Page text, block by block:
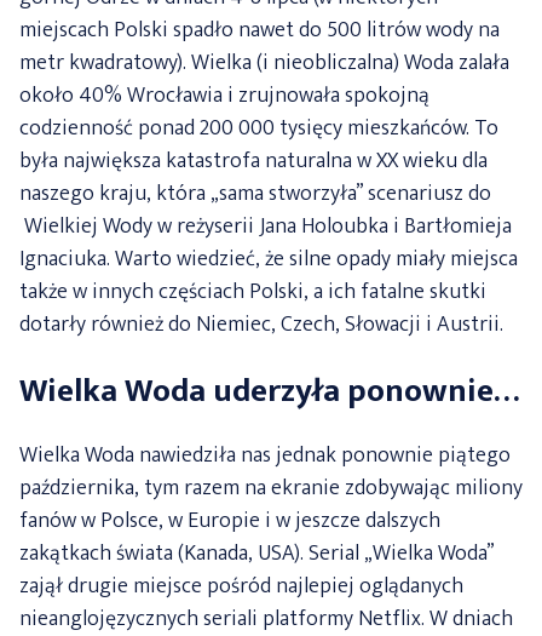
miejscach Polski spadło nawet do 500 litrów wody na
metr kwadratowy). Wielka (i nieobliczalna) Woda zalała
około 40% Wrocławia i zrujnowała spokojną
codzienność ponad 200 000 tysięcy mieszkańców. To
była największa katastrofa naturalna w XX wieku dla
naszego kraju, która „sama stworzyła” scenariusz do
Wielkiej Wody w reżyserii Jana Holoubka i Bartłomieja
Ignaciuka. Warto wiedzieć, że silne opady miały miejsca
także w innych częściach Polski, a ich fatalne skutki
dotarły również do Niemiec, Czech, Słowacji i Austrii.
Wielka Woda uderzyła ponownie…
Wielka Woda nawiedziła nas jednak ponownie piątego
października, tym razem na ekranie zdobywając miliony
fanów w Polsce, w Europie i w jeszcze dalszych
zakątkach świata (Kanada, USA). Serial „Wielka Woda”
zajął drugie miejsce pośród najlepiej oglądanych
nieanglojęzycznych seriali platformy Netflix. W dniach